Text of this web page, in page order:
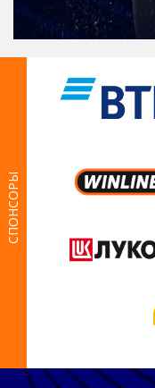
СПОНСОРЫ